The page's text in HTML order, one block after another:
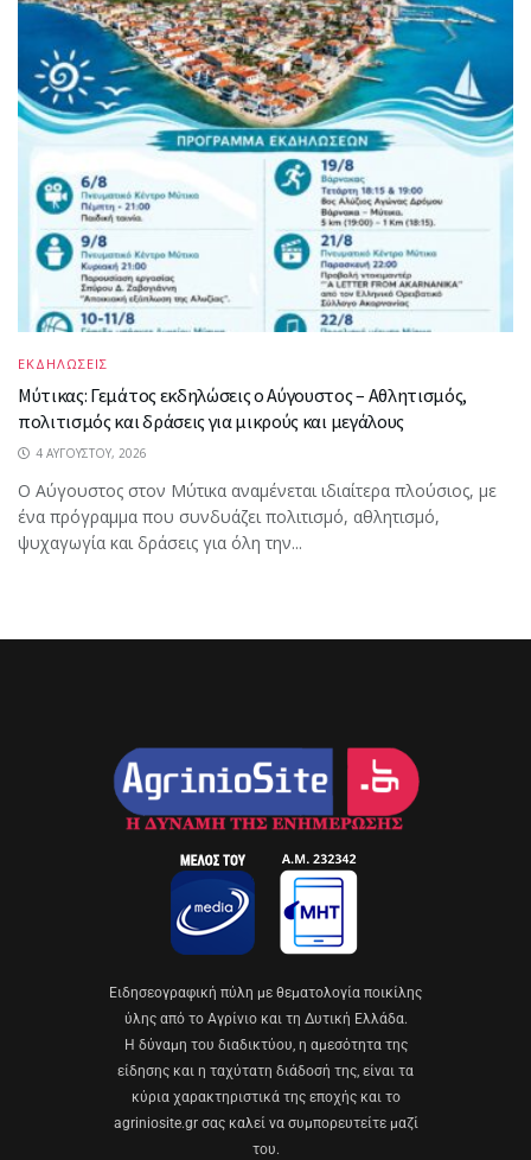
ΕΚΔΗΛΩΣΕΙΣ
Μύτικας: Γεμάτος εκδηλώσεις ο Αύγουστος – Αθλητισμός,
πολιτισμός και δράσεις για μικρούς και μεγάλους
4 ΑΥΓΟΎΣΤΟΥ, 2026
Ο Αύγουστος στον Μύτικα αναμένεται ιδιαίτερα πλούσιος, με
ένα πρόγραμμα που συνδυάζει πολιτισμό, αθλητισμό,
ψυχαγωγία και δράσεις για όλη την...
Eιδησεογραφική πύλη με θεματολογία ποικίλης
ύλης από το Αγρίνιο και τη Δυτική Ελλάδα.
Η δύναμη του διαδικτύου, η αμεσότητα της
είδησης και η ταχύτατη διάδοσή της, είναι τα
κύρια χαρακτηριστικά της εποχής και το
agriniosite.gr σας καλεί να συμπορευτείτε μαζί
του.